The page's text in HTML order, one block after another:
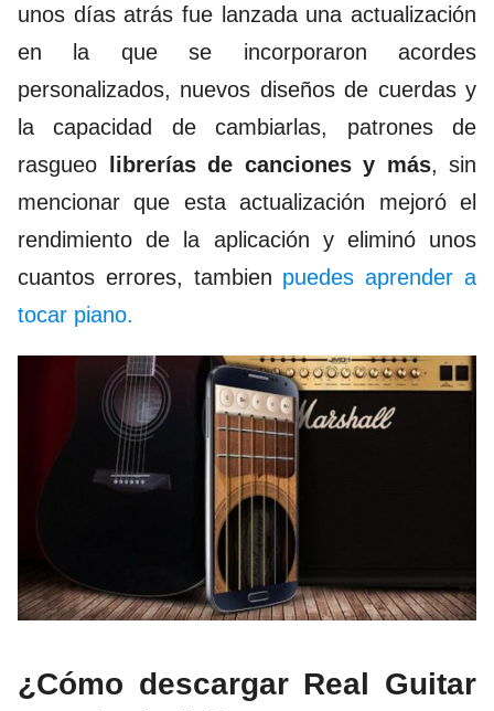
unos días atrás fue lanzada una actualización
en la que se incorporaron acordes
personalizados, nuevos diseños de cuerdas y
la capacidad de cambiarlas, patrones de
rasgueo librerías de canciones y más, sin
mencionar que esta actualización mejoró el
rendimiento de la aplicación y eliminó unos
cuantos errores, tambien puedes aprender a
tocar piano.
¿Cómo descargar Real Guitar